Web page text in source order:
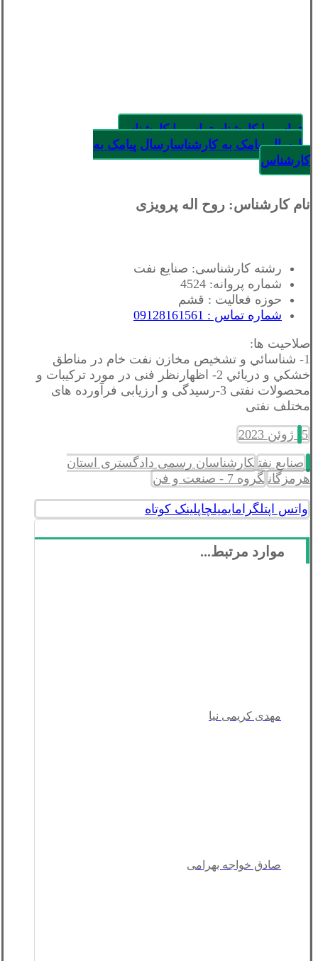
تماس با کارشناستماس با کارشناس
ارسال پیامک به کارشناسارسال پیامک به
کارشناس
نام کارشناس: روح اله پرویزی
رشته کارشناسی: صنایع نفت
شماره پروانه: 4524
حوزه فعالیت : قشم
شماره تماس : 09128161561
صلاحیت ها:
1- شناسائي و تشخيص مخازن نفت خام در مناطق
خشكي و دريائي 2- اظهارنظر فنی در مورد ترکیبات و
محصولات نفتی 3-رسیدگی و ارزیابی فرآورده های
مختلف نفتی
5 ژوئن 2023
صنایع نفت کارشناسان رسمی دادگستری استان
هرمزگان گروه 7 - صنعت و فن
واتس اپتلگرامایمیلچاپلینک کوتاه
موارد مرتبط...
مهدی کریمی نیا
صادق خواجه بهرامی